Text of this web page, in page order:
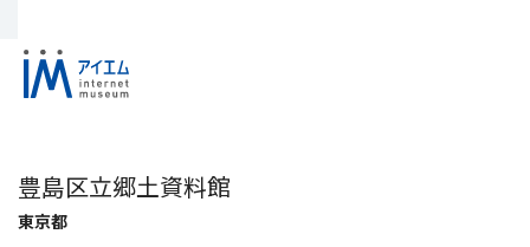
豊島区立郷土資料館
東京都